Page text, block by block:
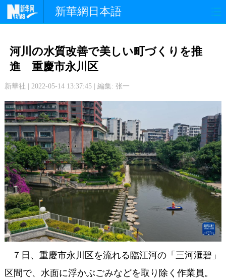
新華網日本語
文 化
中日交流 国 際
写 真
河川の水質改善で美しい町づくりを推
進 重慶市永川区
新華社 | 2022-05-14 13:37:45 | 編集: 张一
７日、重慶市永川区を流れる臨江河の「三河滙碧」
区間で、水面に浮かぶごみなどを取り除く作業員。